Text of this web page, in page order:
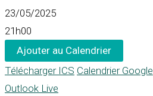
23/05/2025
21h00
Ajouter au Calendrier
Télécharger ICS Calendrier Google
Outlook Live